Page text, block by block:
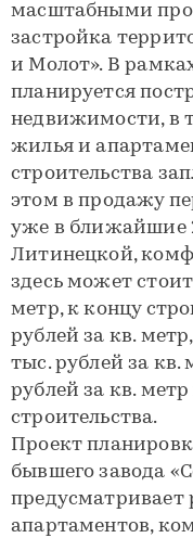
масштабными
застройка
и Молот». В
планируется
недвижимости, в
жилья и
строительства
этом в продажу
уже в ближайшие
Литинецкой,
здесь может
метр, к концу
рублей за кв.
тыс. рублей за кв.
рублей за кв.
строительства.
Проект
бывшего завода
апартаментов,